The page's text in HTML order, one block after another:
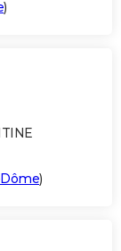
)
)